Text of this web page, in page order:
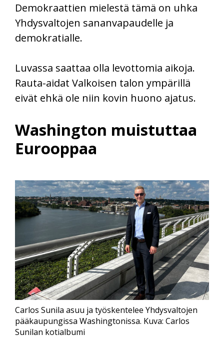
Demokraattien mielestä tämä on uhka
Yhdysvaltojen sananvapaudelle ja
demokratialle.
Luvassa saattaa olla levottomia aikoja.
Rauta-aidat Valkoisen talon ympärillä
eivät ehkä ole niin kovin huono ajatus.
Washington muistuttaa
Eurooppaa
Carlos Sunila asuu ja työskentelee Yhdysvaltojen
pääkaupungissa Washingtonissa. Kuva: Carlos
Sunilan kotialbumi